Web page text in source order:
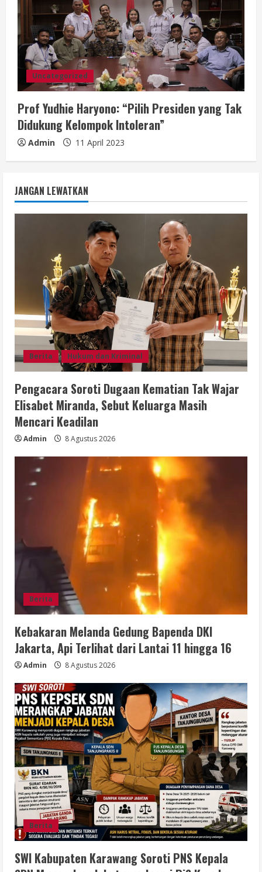
Uncategorized
Prof Yudhie Haryono: “Pilih Presiden yang Tak
Didukung Kelompok Intoleran”
Admin 11 April 2023
JANGAN LEWATKAN
Berita Hukum dan Kriminal
Pengacara Soroti Dugaan Kematian Tak Wajar
Elisabet Miranda, Sebut Keluarga Masih
Mencari Keadilan
Admin 8 Agustus 2026
Berita
Kebakaran Melanda Gedung Bapenda DKI
Jakarta, Api Terlihat dari Lantai 11 hingga 16
Admin 8 Agustus 2026
Berita
SWI Kabupaten Karawang Soroti PNS Kepala